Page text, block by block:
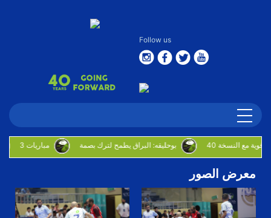
Follow us
3 مباريات بوحليقه: البراق يطمح لترك بصمة
معرض الصور